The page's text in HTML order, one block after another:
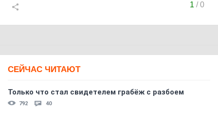
1 /0
СЕЙЧАС ЧИТАЮТ
Только что стал свидетелем грабёж с разбоем
792 40